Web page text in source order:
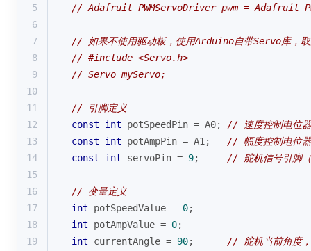
5
// Adafruit_PWMServoDriver pwm =
6
7
// 如果不使用驱动板，使用Arduino自带Servo库，取
8
// #include <Servo.h>
9
// Servo myServo;
10
11
// 引脚定义
12
const int potSpeedPin = A0; // 速度控制电位
13
const int potAmpPin = A1; // 幅度控制电位
14
const int servoPin = 9; // 舵机信号引脚
15
16
// 变量定义
17
int potSpeedValue = 0;
18
int potAmpValue = 0;
19
int currentAngle = 90; // 舵机当前角度